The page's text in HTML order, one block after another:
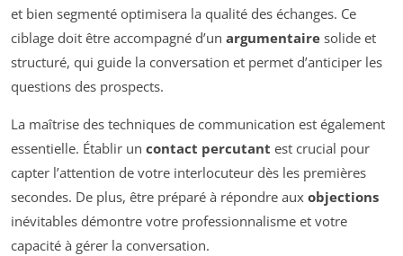
et bien segmenté optimisera la qualité des échanges. Ce
ciblage doit être accompagné d’un argumentaire solide et
structuré, qui guide la conversation et permet d’anticiper les
questions des prospects.
La maîtrise des techniques de communication est également
essentielle. Établir un contact percutant est crucial pour
capter l’attention de votre interlocuteur dès les premières
secondes. De plus, être préparé à répondre aux objections
inévitables démontre votre professionnalisme et votre
capacité à gérer la conversation.